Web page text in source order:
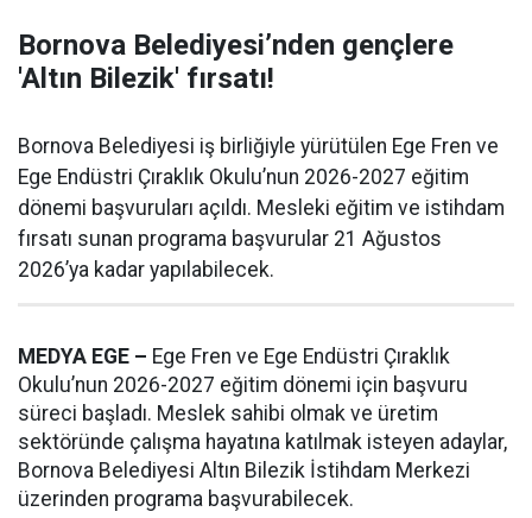
Bornova Belediyesi’nden gençlere
'Altın Bilezik' fırsatı!
Bornova Belediyesi iş birliğiyle yürütülen Ege Fren ve
Ege Endüstri Çıraklık Okulu’nun 2026-2027 eğitim
dönemi başvuruları açıldı. Mesleki eğitim ve istihdam
fırsatı sunan programa başvurular 21 Ağustos
2026’ya kadar yapılabilecek.
MEDYA EGE – Ege Fren ve Ege Endüstri Çıraklık
Okulu’nun 2026-2027 eğitim dönemi için başvuru
süreci başladı. Meslek sahibi olmak ve üretim
sektöründe çalışma hayatına katılmak isteyen adaylar,
Bornova Belediyesi Altın Bilezik İstihdam Merkezi
üzerinden programa başvurabilecek.